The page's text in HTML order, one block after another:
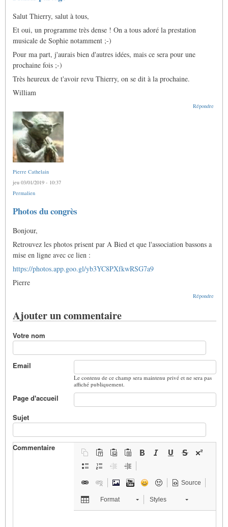
Salut Thierry, salut à tous,
Et oui, un programme très dense ! On a tous adoré la prestation
musicale de Sophie notamment ;-)
Pour ma part, j'aurais bien d'autres idées, mais ce sera pour une
prochaine fois ;-)
Très heureux de t'avoir revu Thierry, on se dit à la prochaine.
William
Répondre
Pierre Cathelain
jeu 03/01/2019 - 10:37
Permalien
Photos du congrès
Bonjour,
Retrouvez les photos prisent par A Bied et que l'association bassons a
mise en ligne avec ce lien :
https://photos.app.goo.gl/yb3YC8PXfkwRSG7a9
Pierre
Répondre
Ajouter un commentaire
Votre nom
Email
Le contenu de ce champ sera maintenu privé et ne sera pas
affiché publiquement.
Page d'accueil
Sujet
Commentaire
Source
Format Styles